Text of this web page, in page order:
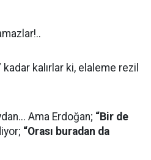
kadar kalırlar ki, elaleme rezil
Ama Erdoğan; “Bir de
“Orası buradan da